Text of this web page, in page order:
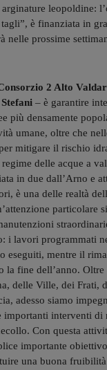
leopoldine:
è finanziata in
nelle prossime
2 Alto
– è garantire
più densamente
umane, oltre che
mitigare il rischio
delle acque a
in due dall’Arno e
è una delle realtà
particolare
i lavori programmati
eseguiti, mentre il
la fine dell’anno.
delle Ville, dei Frati,
adesso siamo
importanti interventi di
Con questa
importante
una buona